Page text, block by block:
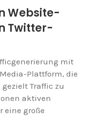
Website-
Twitter-
mit
Plattform, die
Traffic zu
aktiven
eine große